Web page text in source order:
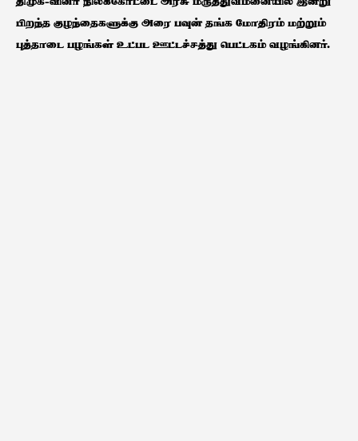
பிறந்த குழந்தைகளுக்கு அரை பவுன் தங்க மோதிரம் மற்றும்
புத்தாடை பழங்கள் உட்பட ஊட்டச்சத்து பெட்டகம் வழங்கினர்.